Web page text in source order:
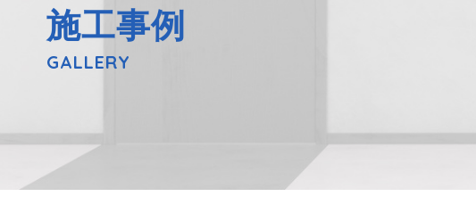
施工事例
GALLERY